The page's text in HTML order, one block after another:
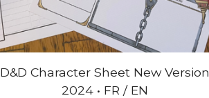
D&D Character Sheet New Version
2024 • FR / EN